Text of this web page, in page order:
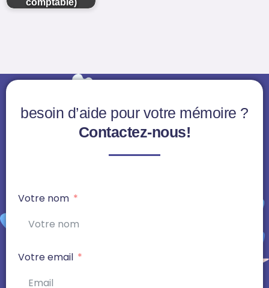
besoin d’aide pour votre mémoire ?
Contactez-nous!
Votre nom
Votre email